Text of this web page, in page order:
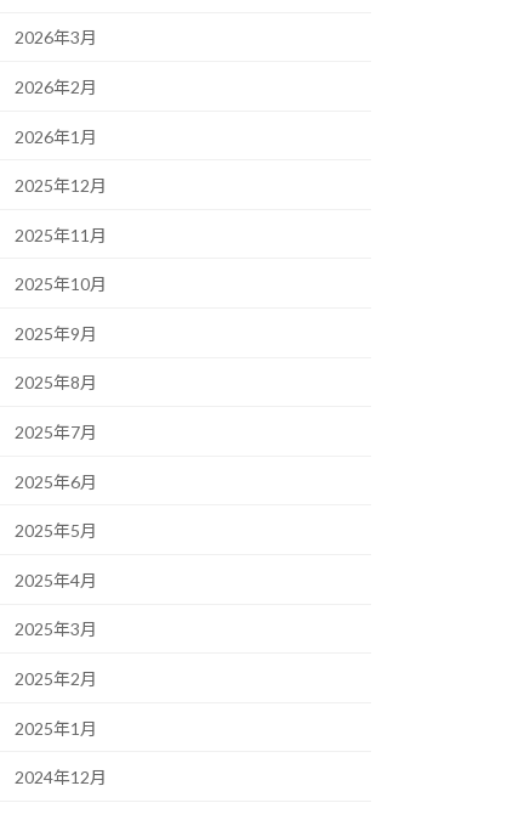
2026年3月
2026年2月
2026年1月
2025年12月
2025年11月
2025年10月
2025年9月
2025年8月
2025年7月
2025年6月
2025年5月
2025年4月
2025年3月
2025年2月
2025年1月
2024年12月